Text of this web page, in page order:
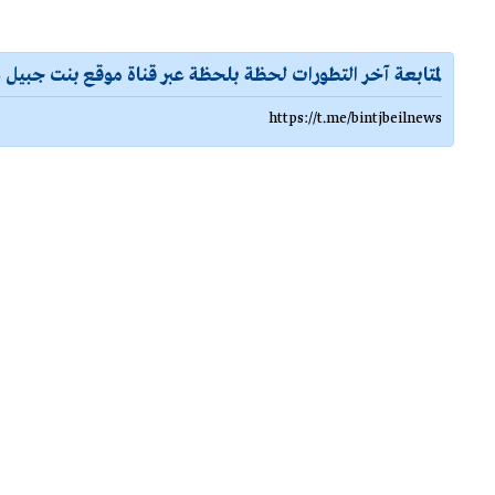
لمتابعة آخر التطورات لحظة بلحظة عبر قناة موقع بنت جبيل
https://t.me/bintjbeilnews